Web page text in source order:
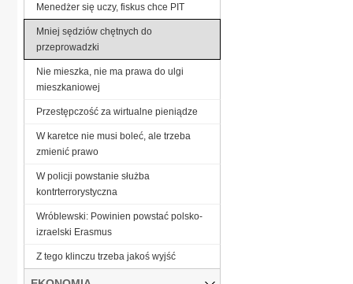
Menedżer się uczy, fiskus chce PIT
Mniej sędziów chętnych do
przeprowadzki
Nie mieszka, nie ma prawa do ulgi
mieszkaniowej
Przestępczość za wirtualne pieniądze
W karetce nie musi boleć, ale trzeba
zmienić prawo
W policji powstanie służba
kontrterrorystyczna
Wróblewski: Powinien powstać polsko-
izraelski Erasmus
Z tego klinczu trzeba jakoś wyjść